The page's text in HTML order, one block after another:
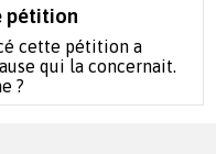
pétition
cette pétition a
qui la concernait.
?